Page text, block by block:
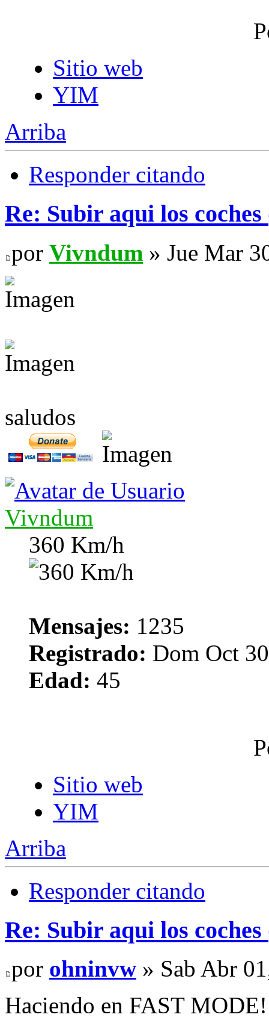
Sitio web
YIM
Arriba
Responder citando
Re: Subir aqui los
por Vivndum » Jue Mar
saludos
Vivndum
360 Km/h
Mensajes: 1235
Registrado: Dom Oct
Edad: 45
Sitio web
YIM
Arriba
Responder citando
Re: Subir aqui los
por ohninvw » Sab Abr
Haciendo en FAST